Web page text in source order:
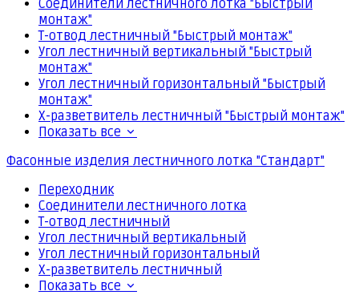
Соединители лестничного лотка "Быстрый
монтаж"
Т-отвод лестничный "Быстрый монтаж"
Угол лестничный вертикальный "Быстрый
монтаж"
Угол лестничный горизонтальный "Быстрый
монтаж"
Х-разветвитель лестничный "Быстрый монтаж"
Показать все
Фасонные изделия лестничного лотка "Стандарт"
Переходник
Соединители лестничного лотка
Т-отвод лестничный
Угол лестничный вертикальный
Угол лестничный горизонтальный
Х-разветвитель лестничный
Показать все